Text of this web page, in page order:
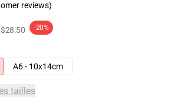
reviews)
$28.50 -20%
A6 - 10x14cm
tailles